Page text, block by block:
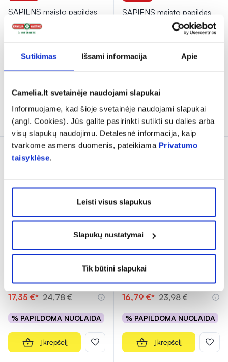
Sutikimas Išsami informacija Apie
Camelia.lt svetainėje naudojami slapukai
Informuojame, kad šioje svetainėje naudojami slapukai
(angl. Cookies). Jūs galite pasirinkti sutikti su dalies arba
visų slapukų naudojimu. Detalesnė informacija, kaip
tvarkome asmens duomenis, pateikiama Privatumo
taisyklėse.
Leisti visus slapukus
Slapukų nustatymai
Tik būtini slapukai
SAPIENS maisto papildas
ŽENŠENIO KOMPLEKSAS
PRO, 90 kaps.
Įvertinimas 5.0 iš 5
10,49 €* 14,98 €
% PAPILDOMA NUOLAIDA
Į krepšelį
SAPIENS maisto papildas
milteliais HIDROLIZUOTAS
KOLAGENAS 10000...
Įvertinimas 2.0 iš 5
% PAPILDOMA NUOLAIDA
Į krepšelį
Tik internete
SAPIENS maisto papildas
17,35 €* 24,78 €
% PAPILDOMA NUOLAIDA
Į krepšelį
Tik internete
-30% *
SAPIENS maisto papildas
PROPOLIS IMMUNO
16,79 €* 23,98 €
% PAPILDOMA NUOLAIDA
Į krepšelį